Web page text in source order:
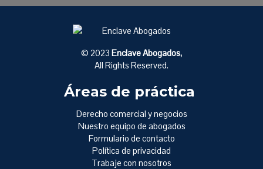
© 2023 Enclave Abogados,
All Rights Reserved.
Áreas de práctica
Derecho comercial y negocios
Nuestro equipo de abogados
Formulario de contacto
Política de privacidad
Trabaje con nosotros